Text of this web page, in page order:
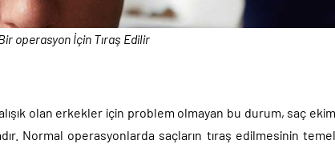
operasyon İçin Tıraş Edilir
olan erkekler için problem olmayan bu durum, saç ekim
Normal operasyonlarda saçların tıraş edilmesinin temel